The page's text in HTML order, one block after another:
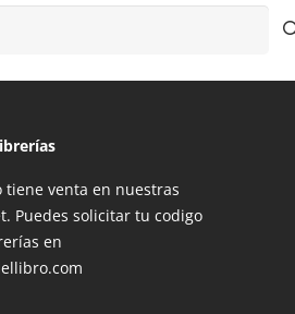
tiene venta en nuestras
Puedes solicitar tu codigo
en